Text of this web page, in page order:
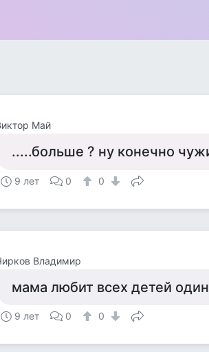
Май
.....больше ? ну конечно
9 лет 0 0
Владимир
мама любит всех детей
9 лет 0 0